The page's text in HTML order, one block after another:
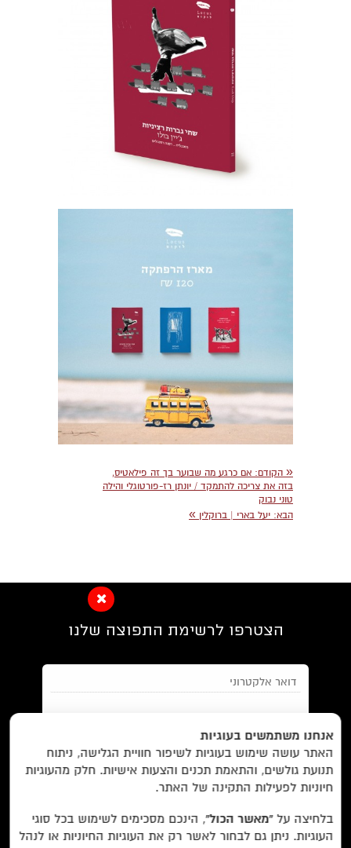
« הקודם: אם כרגע מה שבוער בך זה פילאטיס,
בזה את צריכה להתמקד / יונתן רז-פורטוגלי והילה
טוני נבוק
הבא: יעל בארי | ברוקלין »
הצטרפו לרשימת התפוצה שלנו
מאשר/ת אתתנאי השימוש והצטרפות למאגר הלקוחות וקבלת
הודעות מאתר זה בלבד (לא ספאם)
EN/
Foreign Rights /
מבצעים /
ביקורות/ על לוקוס/ הסדרות/
הסופרים/
צרו קשר/
אנחנו משתמשים בעוגיות
האתר עושה שימוש בעוגיות לשיפור חוויית הגלישה, ניתוח
תנועת גולשים, והתאמת תכנים והצעות אישיות. חלק מהעוגיות
חיוניות לפעילות התקינה של האתר.
בלחיצה על“מאשר הכול”, הינכם מסכימים לשימוש בכל סוגי
העוגיות. ניתן גם לבחור לאשר רק את העוגיות החיוניות או לנהל